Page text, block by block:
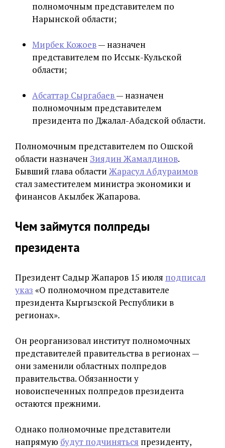
полномочным представителем по
Нарынской области;
Мирбек Кожоев— назначен
представителем по Иссык-Кульской
области;
Абсаттар Сыргабаев— назначен
полномочным представителем
президента по Джалал-Абадской области.
Полномочным представителем по Ошской
области назначен Зиядин Жамалдинов.
Бывший глава области Жарасул Абдураимов
стал заместителем министра экономики и
финансов Акылбек Жапарова.
Чем займутся полпреды
президента
Президент Садыр Жапаров 15 июля подписал
указ «О полномочном представителе
президента Кыргызской Республики в
регионах».
Он реорганизовал институт полномочных
представителей правительства в регионах —
они заменили областных полпредов
правительства. Обязанности у
новоиспеченных полпредов президента
остаются прежними.
Однако полномочные представители
напрямую будут подчиняться президенту,